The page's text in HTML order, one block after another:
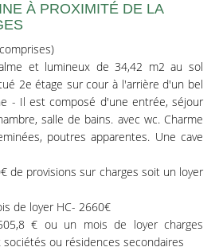
À PROXIMITÉ DE LA
et lumineux de 34,42 m2 au sol
2e étage sur cour à l'arrière d'un bel
- Il est composé d'une entrée, séjour
salle de bains. avec wc. Charme
poutres apparentes. Une cave
de provisions sur charges soit un loyer
de loyer HC- 2660€
€ ou un mois de loyer charges
ou résidences secondaires